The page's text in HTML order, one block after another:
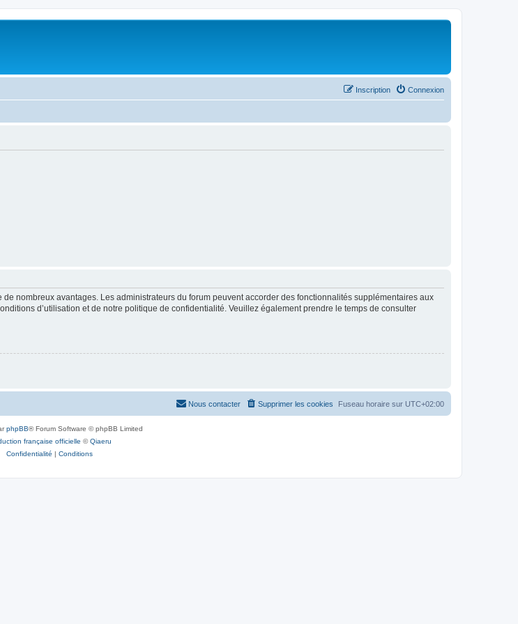
Connexion
Inscription
nombreux avantages. Les administrateurs du forum peuvent accorder des fonctionnalités supplémentaires aux
d’utilisation et de notre politique de confidentialité. Veuillez également prendre le temps de consulter
Fuseau horaire sur UTC+02:00
Supprimer les cookies
Nous contacter
phpBB® Forum Software © phpBB Limited
française officielle ©Qiaeru
Confidentialité | Conditions